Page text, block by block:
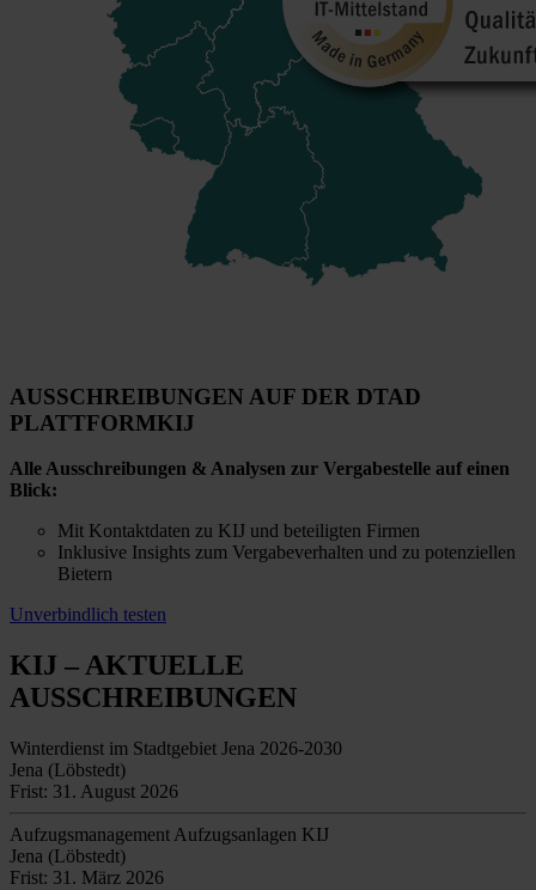
AUSSCHREIBUNGEN AUF DER DTAD
PLATTFORMKIJ
Alle Ausschreibungen & Analysen zur Vergabestelle auf einen
Blick:
Mit Kontaktdaten zu KIJ und beteiligten Firmen
Inklusive Insights zum Vergabeverhalten und zu potenziellen
Bietern
Unverbindlich testen
KIJ – AKTUELLE
AUSSCHREIBUNGEN
Winterdienst im Stadtgebiet Jena 2026-2030
Jena (Löbstedt)
Frist: 31. August 2026
Aufzugsmanagement Aufzugsanlagen KIJ
Jena (Löbstedt)
Frist: 31. März 2026